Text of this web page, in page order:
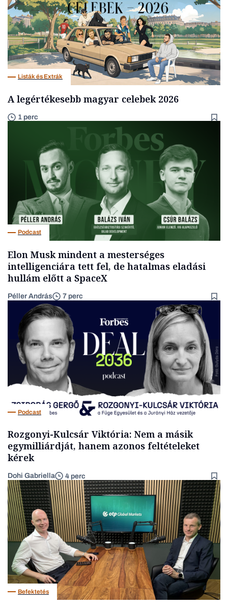
Listák és Extrák
A legértékesebb magyar celebek 2026
1 perc
Podcast
Elon Musk mindent a mesterséges
intelligenciára tett fel, de hatalmas eladási
hullám előtt a SpaceX
Péller András 7 perc
Podcast
Rozgonyi-Kulcsár Viktória: Nem a másik
egymilliárdját, hanem azonos feltételeket
kérek
Dohi Gabriella 4 perc
Befektetés